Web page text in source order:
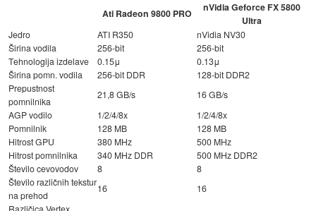
Ati Radeon 9800 PRO
nVidia Geforce FX 5800
Ultra
Jedro ATI R350
nVidia NV30
Širina vodila
256-bit
256-bit
Tehnologija izdelave
0.15μ
0.13μ
Širina pomn. vodila
256-bit DDR
128-bit DDR2
Prepustnost
pomnilnika
21,8 GB/s
16 GB/s
AGP vodilo
1/2/4/8x
1/2/4/8x
Pomnilnik
128 MB
128 MB
Hitrost GPU
380 MHz
500 MHz
Hitrost pomnilnika
340 MHz DDR
500 MHz DDR2
Število cevovodov
8
8
Število različnih tekstur
na prehod
16
16